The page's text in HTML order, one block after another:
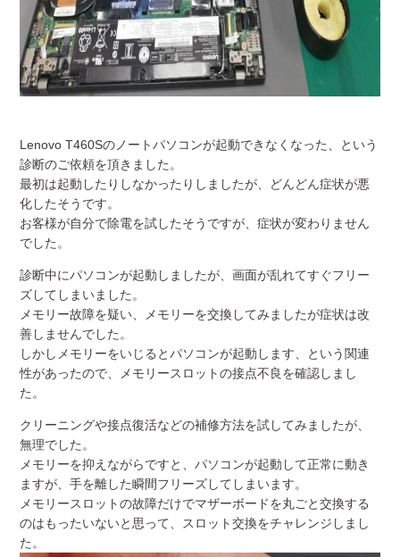
Lenovo T460Sのノートパソコンが起動できなくなった、という
診断のご依頼を頂きました。
最初は起動したりしなかったりしましたが、どんどん症状が悪
化したそうです。
お客様が自分で除電を試したそうですが、症状が変わりません
でした。
診断中にパソコンが起動しましたが、画面が乱れてすぐフリー
ズしてしまいました。
メモリー故障を疑い、メモリーを交換してみましたが症状は改
善しませんでした。
しかしメモリーをいじるとパソコンが起動します、という関連
性があったので、メモリースロットの接点不良を確認しまし
た。
クリーニングや接点復活などの補修方法を試してみましたが、
無理でした。
メモリーを抑えながらですと、パソコンが起動して正常に動き
ますが、手を離した瞬間フリーズしてしまいます。
メモリースロットの故障だけでマザーボードを丸ごと交換する
のはもったいないと思って、スロット交換をチャレンジしまし
た。